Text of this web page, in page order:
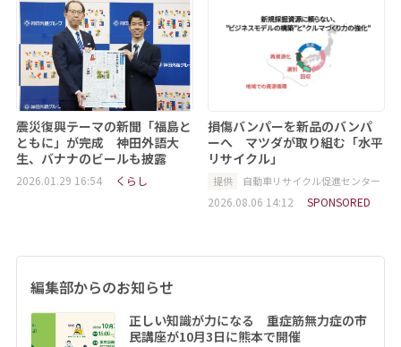
震災復興テーマの新聞「福島と
ともに」が完成 神田外語大
生、バナナのビールも披露
2026.01.29 16:54 くらし
損傷バンパーを新品のバンパ
ーへ マツダが取り組む「水平
リサイクル」
提供 自動車リサイクル促進センター
2026.08.06 14:12 SPONSORED
編集部からのお知らせ
正しい知識が力になる 重症筋無力症の市
民講座が10月3日に熊本で開催